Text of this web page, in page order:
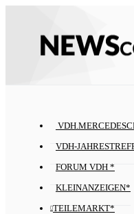
VDH-
FORUM VDH *
KLEINANZEIGEN*
TEILEMARKT*